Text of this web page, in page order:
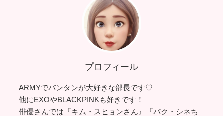
プロフィール
ARMYでバンタンが大好きな部長です♡
他にEXOやBLACKPINKも好きです！
俳優さんでは『キム・スヒョンさん』『パク・シネち